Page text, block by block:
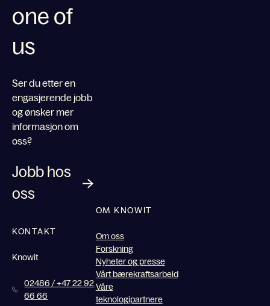
one of
us
Ser du etter en
engasjerende jobb
og ønsker mer
informasjon om
oss?
Jobb hos
oss
KONTAKT
Knowit
02486 / +47 22 92
66 66
OM KNOWIT
Om oss
Forskning
Nyheter og presse
Vårt bærekraftsarbeid
Våre
teknologipartnere